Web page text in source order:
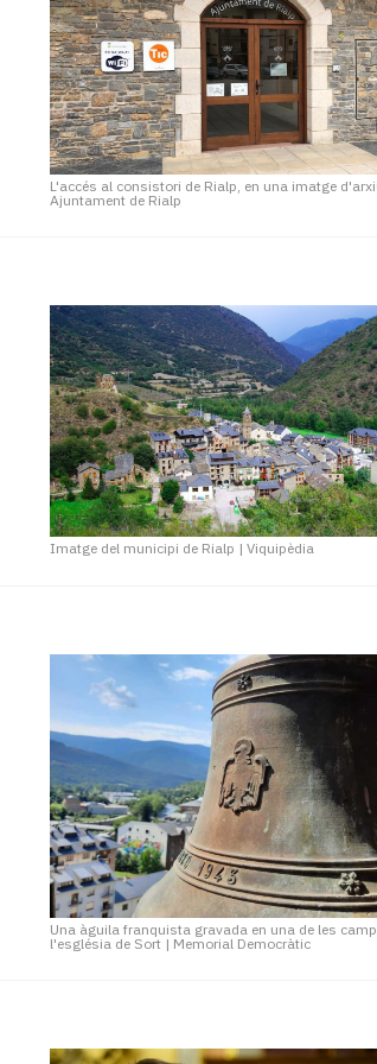
L'accés al consistori de Rialp, en una imatge
Ajuntament de Rialp
Imatge del municipi de Rialp |Viquipèdia
Una àguila franquista gravada en una de les
l'església de Sort | Memorial Democràtic